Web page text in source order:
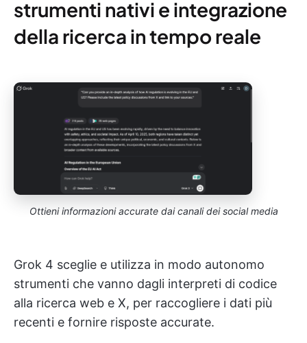
strumenti nativi e integrazione
della ricerca in tempo reale
Ottieni informazioni accurate dai canali dei social media
Grok 4 sceglie e utilizza in modo autonomo
strumenti che vanno dagli interpreti di codice
alla ricerca web e X, per raccogliere i dati più
recenti e fornire risposte accurate.